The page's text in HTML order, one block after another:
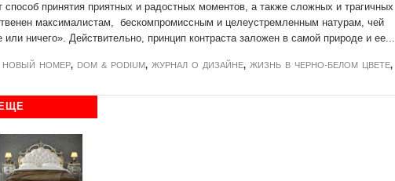
принятия приятных и радостных моментов, а также сложных и трагичных
максималистам, бескомпромиссным и целеустремленным натурам, чей
ничего». Действительно, принцип контраста заложен в самой природе и ее...
НОВЫЙ НОМЕР, DOM & PODIUM, ЖУРНАЛ О ДИЗАЙНЕ, ЖИЗНЬ В ЧЕРНО-БЕЛОМ ЦВЕТЕ,